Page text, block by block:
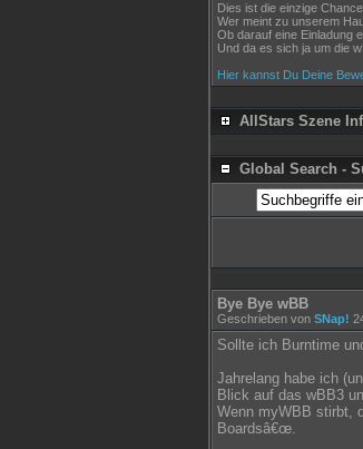
Dies ist die einzige
Wer meint zu unserem
Ob darauf eine Einladung
Und da es sich ja um die
Hier kannst Du Deine
AllStars Szene
Global Search -
Bye Bye wBB
Geschrieben von SNap!
Sollte ich Burntime
Jahrelang habe ich
Blick auf das wBB3
Wenn myWBB stirbt,
Boardsâ€œ.